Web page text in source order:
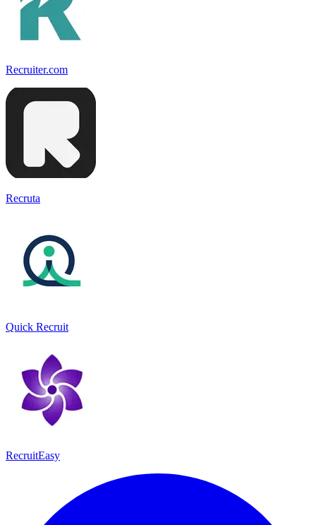
Recruiter.com
Recruta
Quick Recruit
RecruitEasy